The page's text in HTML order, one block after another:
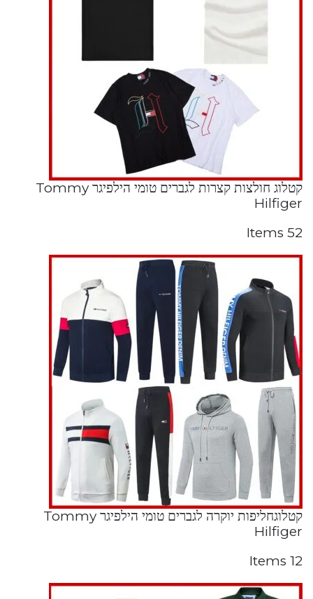
קטלוג חולצות קצרות לגברים טומי הילפיגר Tommy
Hilfiger
52 Items
קטלוגחליפות יוקרה לגברים טומי הילפיגר Tommy
Hilfiger
12 Items